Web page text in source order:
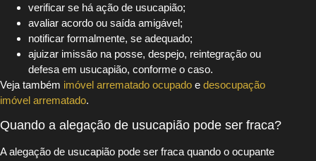
verificar se há ação de usucapião;
avaliar acordo ou saída amigável;
notificar formalmente, se adequado;
ajuizar imissão na posse, despejo, reintegração ou
defesa em usucapião, conforme o caso.
Veja também imóvel arrematado ocupado e desocupação
imóvel arrematado.
Quando a alegação de usucapião pode ser fraca?
A alegação de usucapião pode ser fraca quando o ocupante